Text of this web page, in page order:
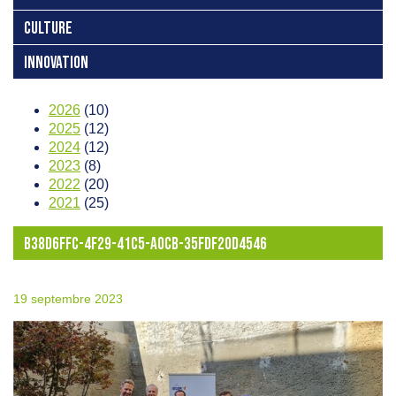
CULTURE
INNOVATION
2026 (10)
2025 (12)
2024 (12)
2023 (8)
2022 (20)
2021 (25)
B38D6FFC-4F29-41C5-A0CB-35FDF20D4546
19 septembre 2023